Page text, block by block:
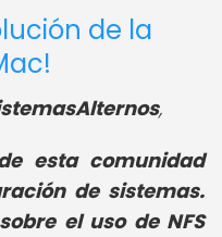
de la
,
esta comunidad
de sistemas.
el uso de NFS